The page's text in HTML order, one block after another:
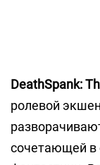
DeathSpank:
ролевой
сочетающей в